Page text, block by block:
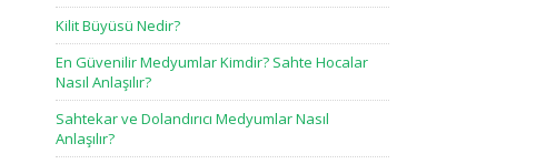
Kilit Büyüsü Nedir?
En Güvenilir Medyumlar Kimdir? Sahte Hocalar
Nasıl Anlaşılır?
Sahtekar ve Dolandırıcı Medyumlar Nasıl
Anlaşılır?